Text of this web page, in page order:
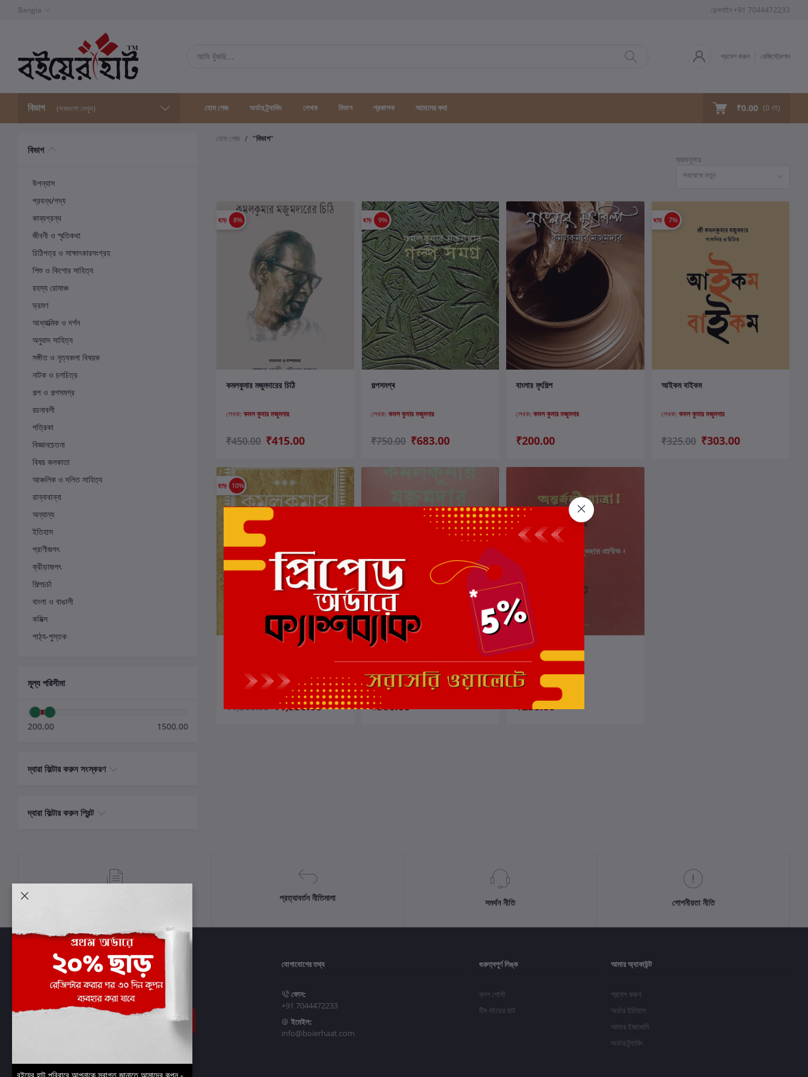
Bangla হেল্পলাইন +91 7044472233
প্রবেশ করুন রেজিস্ট্রেশান
বিভাগ (সবগুলো দেখুন) হোম পেজ অর্ডার ট্র্যাকিং লেখক বিভাগ প্রকাশক আমাদের কথা ₹0.00 (0 বই)
বিভাগ
উপন্যাস
প্রবন্ধ/গদ্য
কাব্যগ্রন্থ
জীবনী ও স্মৃতিকথা
চিঠিপত্র ও সাক্ষাৎকারসংগ্রহ
শিশু ও কিশোর সাহিত্য
রহস্য রোমাঞ্চ
ভ্রমণ
আধ্যাত্মিক ও দর্শন
অনুবাদ সাহিত্য
সঙ্গীত ও নৃত্যকলা বিষয়ক
নাটক ও চলচিত্র
গল্প ও গল্পসমগ্র
রচনাবলী
পত্রিকা
বিজ্ঞানচেতনা
বিষয় কলকাতা
আঞ্চলিক ও দলিত সাহিত্য
রান্নাবান্না
অন্যান্য
ইতিহাস
প্রাণীজগৎ
ক্রীড়াজগৎ
শিল্পচর্চা
বাংলা ও বাঙালী
কমিক্স
পাঠ্য-পুস্তক
মূল্য পরিসীমা
200.00 1500.00
দ্বারা ফিল্টার করুন সংস্করণ
দ্বারা ফিল্টার করুন প্রিন্ট
হোম পেজ
"বিভাগ"
ক্রমানুসার
সবথেকে নতুন
ছাড় 8%
কার্টে যোগ করুন
কমলকুমার মজুমদারের চিঠি
লেখক: কমল কুমার মজুমদার
₹450.00 ₹415.00
ছাড় 9%
গল্পসমগ্ৰ
লেখক: কমল কুমার মজুমদার
₹750.00 ₹683.00
বাংলার মৃৎশিল্প
লেখক:কমল কুমার মজুমদার
₹200.00
ছাড় 7%
কার্টে যোগ করুন
আইকম বাইকম
লেখক: কমল কুমার মজুমদার
₹325.00 ₹303.00
ছাড় 10%
কার্টে যোগ করুন
অগ্রন্থিত, অপ্রকাশিত রচনা ও চিঠিপত্র
কমল কুমার মজুমদার
₹1,500.00 ₹1,350.00
কমল কুমার মজুমদার স্মারক বক্তৃতা
লেখক:কমল কুমার মজুমদার
₹300.00
কার্টে যোগ করুন
অন্তর্জলী যাত্রা
লেখক: কমল কুমার মজুমদার
₹250.00
প্রত্যাবর্তন নীতিমালা সমর্থন নীতি গোপনীয়তা নীতি
সাবস্ক্রাইব
যোগাযোগের তথ্য
ফোন:
+91 7044472233
ইমেইল:
info@boierhaat.com
গুরুত্বপূর্ণ লিঙ্ক
ব্লগ পোস্ট
টিম বইয়ের হাট
আমার অ্যাকাউন্ট
প্রবেশ করুন
অর্ডার ইতিহাস
আমার ইচ্ছাগুলি
অর্ডার ট্র্যাকিং